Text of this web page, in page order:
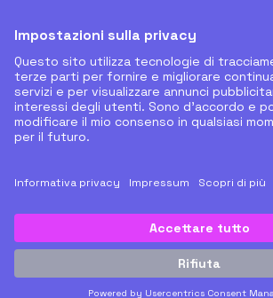
Blog
Prenota Online
Azienda
Chi Siamo
Partner
Contatti
© 2026 AlfaDocs. Tutti i diritti